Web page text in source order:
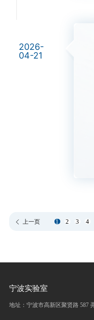
2026-
04-21
上一页 1 2 3 4
宁波实验室
地址：宁波市高新区聚贤路 587